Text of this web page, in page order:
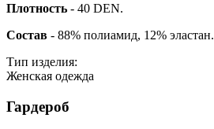
Плотность - 40 DEN.
Состав - 88% полиамид, 12% эластан.
Тип изделия:
Женская одежда
Гардероб